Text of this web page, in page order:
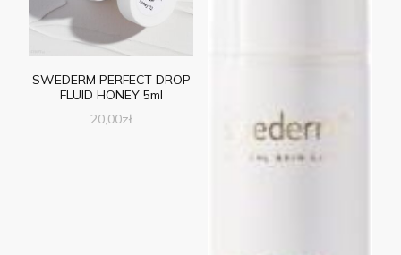
SWEDERM PERFECT DROP
FLUID HONEY 5ml
20,00zł